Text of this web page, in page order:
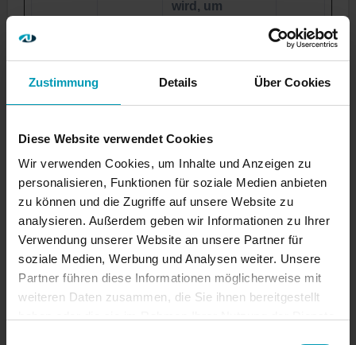
Zustimmung Details Über Cookies
Diese Website verwendet Cookies
Wir verwenden Cookies, um Inhalte und Anzeigen zu
personalisieren, Funktionen für soziale Medien anbieten
zu können und die Zugriffe auf unsere Website zu
analysieren. Außerdem geben wir Informationen zu Ihrer
Verwendung unserer Website an unsere Partner für
soziale Medien, Werbung und Analysen weiter. Unsere
Partner führen diese Informationen möglicherweise mit
weiteren Daten zusammen, die Sie ihnen bereitgestellt
wird, um
generieren.
_ga_# Google
Sammelt Daten
dazu, wie oft
ein Benutzer
eine Website
besucht hat,
sowie Daten für
Jahr
e